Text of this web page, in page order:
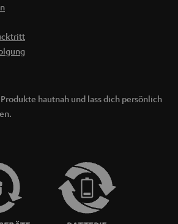
hautnah und lass dich persönlich